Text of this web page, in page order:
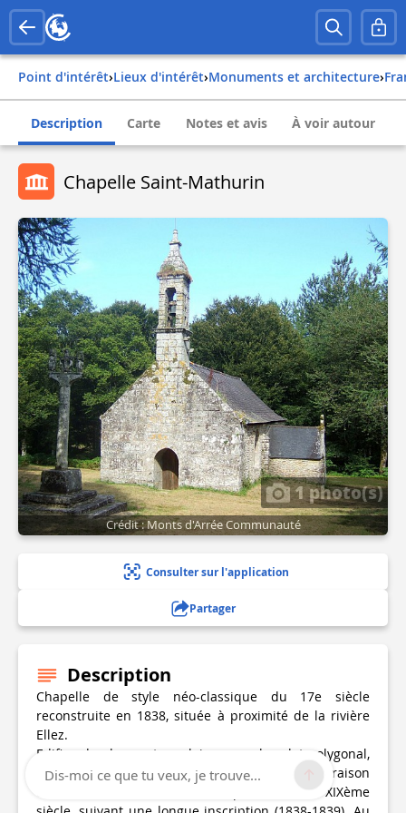
Point d'intérêt› Lieux d'intérêt› Monuments et architecture›
Description Carte Notes et avis À voir autour
Chapelle Saint-Mathurin
1 photo(s)
Crédit : Monts d'Arrée Communauté
Consulter sur l'application
Partager
Description
Chapelle de style néo-classique du 17e siècle
reconstruite en 1838, située à proximité de la rivière
Ellez.
Edifice de plan rectangulaire avec chevalet polygonal,
porche latéral sud et crypte sous le chœur en raison
de la dénivellation. C'est une reproduction du XIXème
Dis-moi ce que tu veux, je trouve...